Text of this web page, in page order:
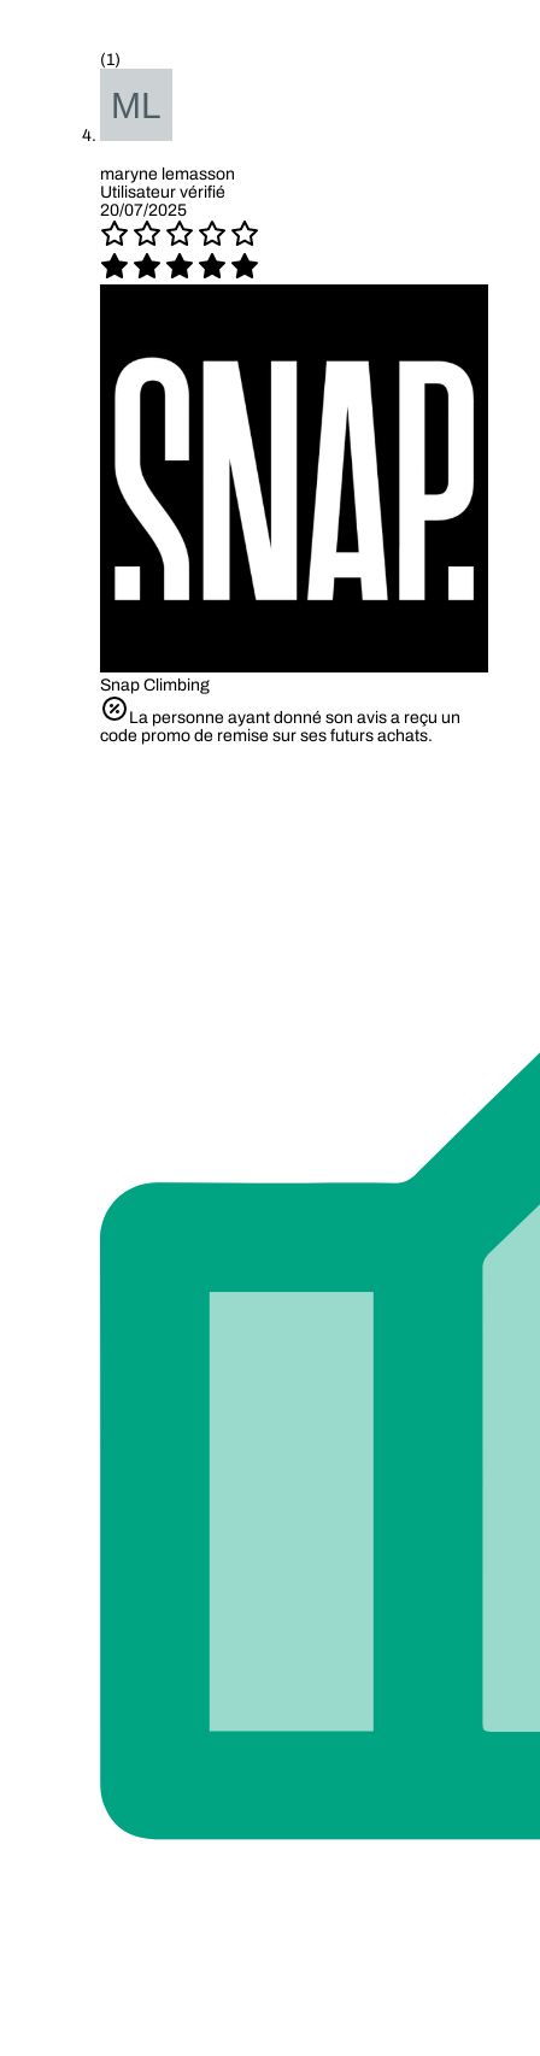
(1)
maryne lemasson
Utilisateur vérifié
20/07/2025
Snap Climbing
La personne ayant donné son avis a reçu un
code promo de remise sur ses futurs achats.